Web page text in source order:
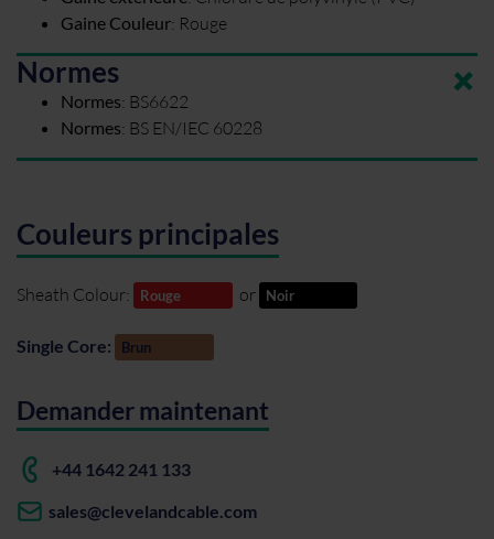
Gaine Couleur: Rouge
Normes
Normes: BS6622
Normes: BS EN/IEC 60228
Couleurs principales
Sheath Colour: Rouge or Noir
Single Core: Brun
Demander maintenant
+44 1642 241 133
sales@clevelandcable.com